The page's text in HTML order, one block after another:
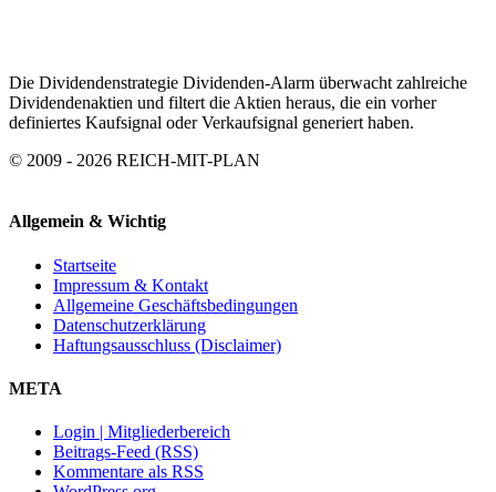
Die Dividendenstrategie Dividenden-Alarm überwacht zahlreiche
Dividendenaktien und filtert die Aktien heraus, die ein vorher
definiertes Kaufsignal oder Verkaufsignal generiert haben.
© 2009 - 2026 REICH-MIT-PLAN
Allgemein & Wichtig
Startseite
Impressum & Kontakt
Allgemeine Geschäftsbedingungen
Datenschutzerklärung
Haftungsausschluss (Disclaimer)
META
Login | Mitgliederbereich
Beitrags-Feed (RSS)
Kommentare als RSS